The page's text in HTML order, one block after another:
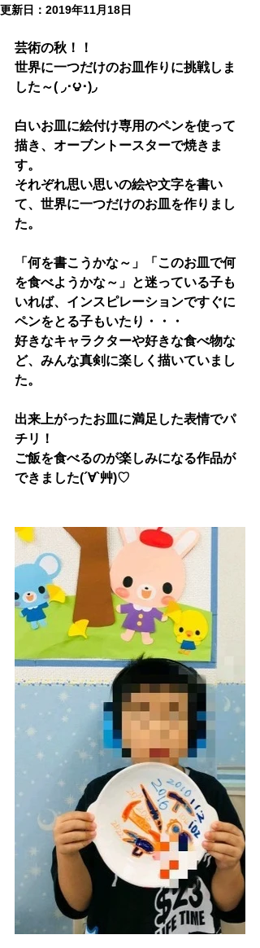
更新日： 2019年11月18日
芸術の秋！！
世界に一つだけのお皿作りに挑戦しま
した～( ◞･౪･)◞
白いお皿に絵付け専用のペンを使って
描き、オーブントースターで焼きま
す。
それぞれ思い思いの絵や文字を書い
て、世界に一つだけのお皿を作りまし
た。
「何を書こうかな～」「このお皿で何
を食べようかな～」と迷っている子も
いれば、インスピレーションですぐに
ペンをとる子もいたり・・・
好きなキャラクターや好きな食べ物な
ど、みんな真剣に楽しく描いていまし
た。
出来上がったお皿に満足した表情でパ
チリ！
ご飯を食べるのが楽しみになる作品が
できました(´∀`艸)♡